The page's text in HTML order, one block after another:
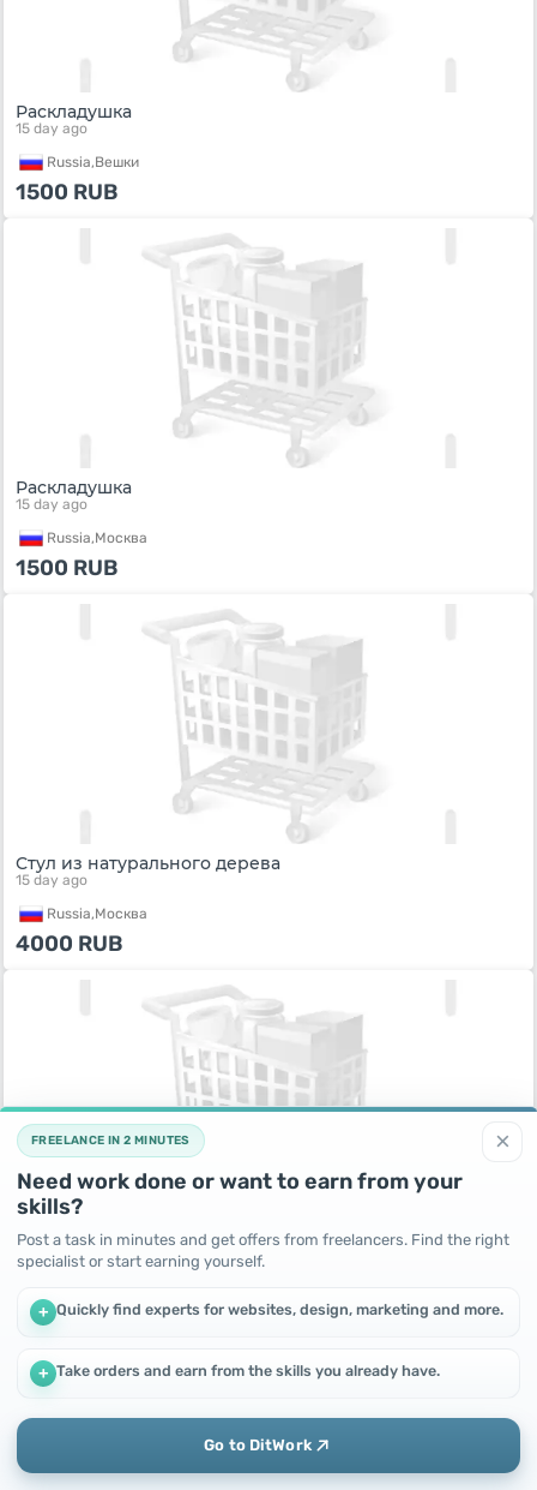
Раскладушка
15 day ago
Russia,Вешки
1500 RUB
Раскладушка
15 day ago
Russia,Москва
1500 RUB
Стул из натурального дерева
15 day ago
Russia,Москва
4000 RUB
Мебель/Диван
15 day ago
102000RUB
×
FREELANCE IN 2 MINUTES
Need work done or want to earn from your
skills?
Post a task in minutes and get offers from freelancers. Find the right
specialist or start earning yourself.
+ Quickly find experts for websites, design, marketing and more.
+ Take orders and earn from the skills you already have.
Go to DitWork
We use cookies to improve performance and make the site
Add Home Messages Profile